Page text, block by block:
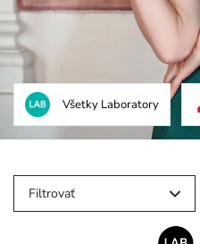
Všetky Laboratory
Filtrovať